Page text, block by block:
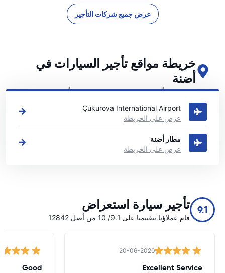
عرض جميع شركات التأجير
خريطة مواقع تأجير السيارات في
أضنة
اطلع على مواقع تأجير السيارات الرئيسية لدينا في أضنة
Çukurova International Airport
عرض على الخريطة
مطار أضنة
عرض على الخريطة
9.1 تأجير سيارة استعراض
قام عملاؤنا بتقييمنا على 9.1/ 10 من أصل 12842
20-06-2020
Excellent Service
Good